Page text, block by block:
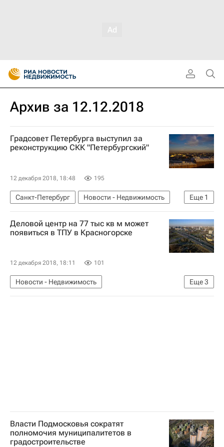
Архив за 12.12.2018
Градсовет Петербурга выступил за
реконструкцию СКК "Петербургский"
12 декабря 2018, 18:48 195
Еще 1
Санкт-Петербург
Новости - Недвижимость
Спортивные объекты
Деловой центр на 77 тыс кв м может
появиться в ТПУ в Красногорске
12 декабря 2018, 18:11 101
Еще3
Новости - Недвижимость
Коммерческая недвижимость
ТПУ
Власти Подмосковья сократят
полномочия муниципалитетов в
градостроительстве